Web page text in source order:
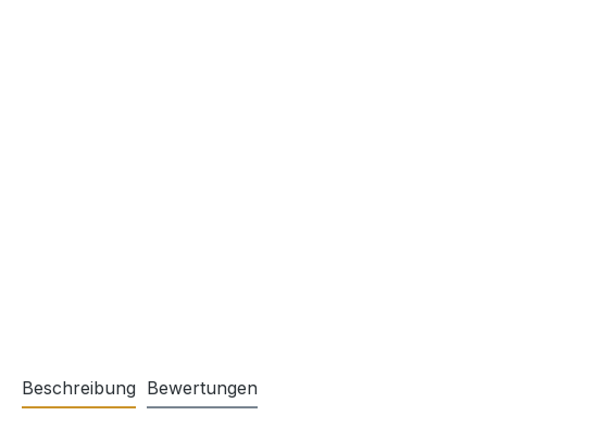
Beschreibung Bewertungen